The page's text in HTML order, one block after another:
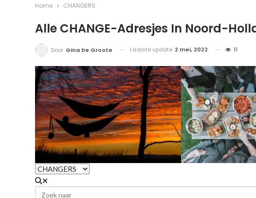
Home CHANGERS
Alle CHANGE-Adresjes In Noord-
Door Gina De Groote Laatste update 2 mei, 2022 11